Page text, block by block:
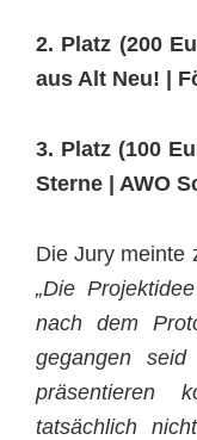
2. Platz (200
aus Alt Neu! |
3. Platz (100
Sterne | AWO
Die Jury meinte
„Die
nach dem
gegangen
präsentieren
tatsächlich